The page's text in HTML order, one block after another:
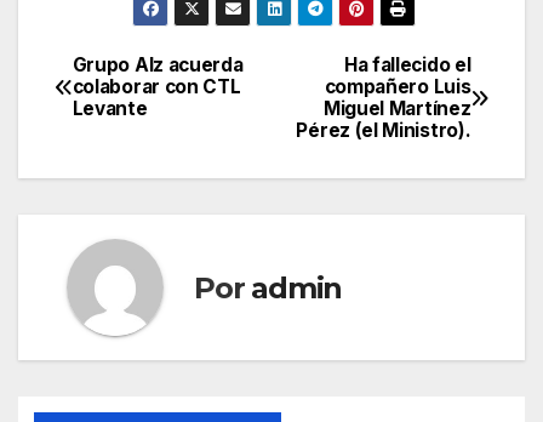
Navegación
de
entradas
Ha fallecido el
compañero Luis
Miguel Martínez
Pérez (el Ministro).
Grupo Alz acuerda
colaborar con CTL
Levante
Por admin